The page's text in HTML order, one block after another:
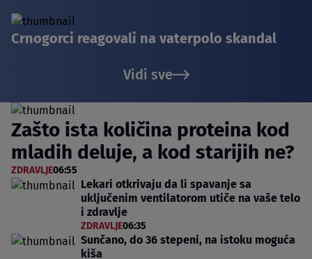
Crnogorci reagovali na vaterpolo skandal
Vidi sve
Zašto ista količina proteina kod
mladih deluje, a kod starijih ne?
ZDRAVLJE06:55
Lekari otkrivaju da li spavanje sa
uključenim ventilatorom utiče na vaše telo
i zdravlje
ZDRAVLJE06:35
Sunčano, do 36 stepeni, na istoku moguća
kiša